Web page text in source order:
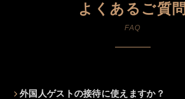
よくあるご質問
FAQ
外国人ゲストの接待に使えますか？